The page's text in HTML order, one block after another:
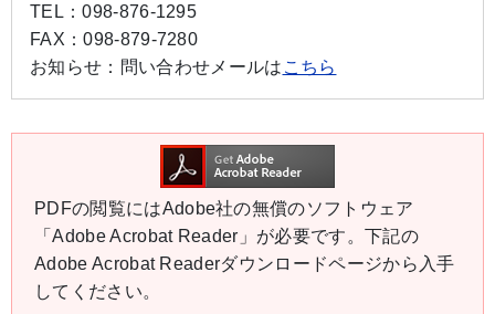
TEL：098-876-1295
FAX：098-879-7280
お知らせ： 問い合わせメールは こちら
PDFの閲覧にはAdobe社の無償のソフトウェア
「Adobe Acrobat Reader」が必要です。下記の
Adobe Acrobat Readerダウンロードページから入手
してください。